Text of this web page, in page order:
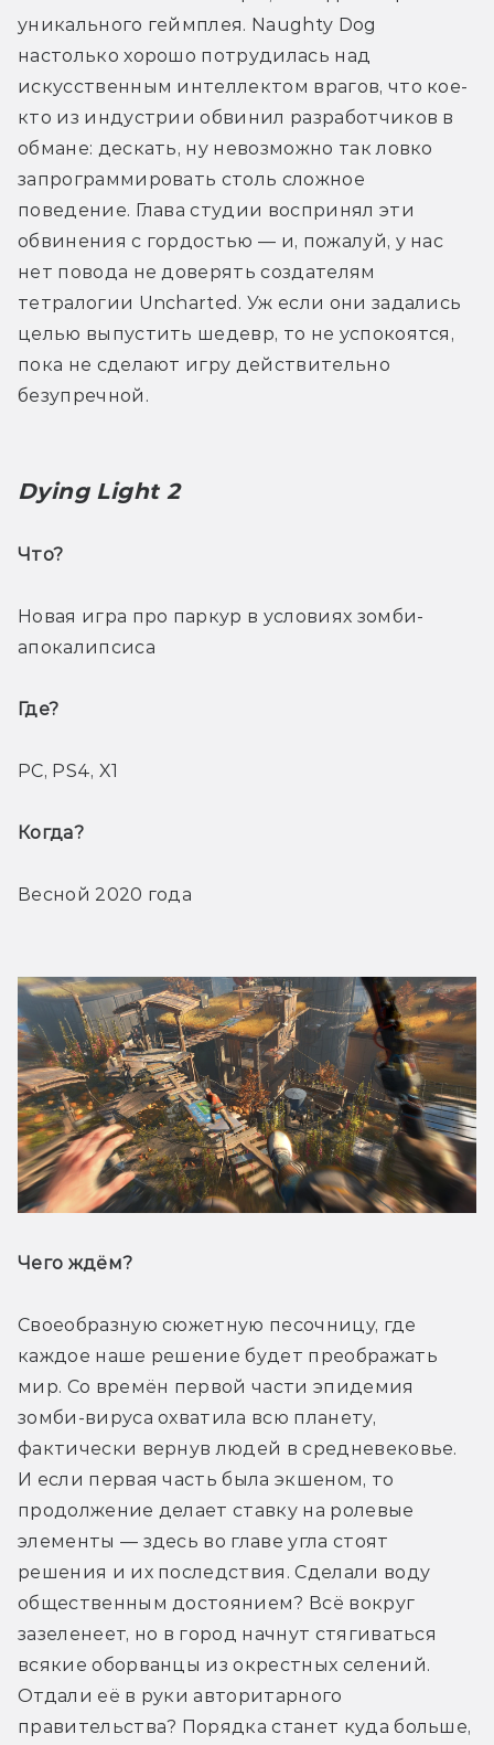
уникального геймплея. Naughty Dog
настолько хорошо потрудилась над
искусственным интеллектом врагов, что кое-
кто из индустрии обвинил разработчиков в
обмане: дескать, ну невозможно так ловко
запрограммировать столь сложное
поведение. Глава студии воспринял эти
обвинения с гордостью — и, пожалуй, у нас
нет повода не доверять создателям
тетралогии Uncharted. Уж если они задались
целью выпустить шедевр, то не успокоятся,
пока не сделают игру действительно
безупречной.
Dying Light 2
Что?
Новая игра про паркур в условиях зомби-
апокалипсиса
Где?
PC, PS4, X1
Когда?
Весной 2020 года
Чего ждём?
Своеобразную сюжетную песочницу, где
каждое наше решение будет преображать
мир. Со времён первой части эпидемия
зомби-вируса охватила всю планету,
фактически вернув людей в средневековье.
И если первая часть была экшеном, то
продолжение делает ставку на ролевые
элементы — здесь во главе угла стоят
решения и их последствия. Сделали воду
общественным достоянием? Всё вокруг
зазеленеет, но в город начнут стягиваться
всякие оборванцы из окрестных селений.
Отдали её в руки авторитарного
правительства? Порядка станет куда больше,